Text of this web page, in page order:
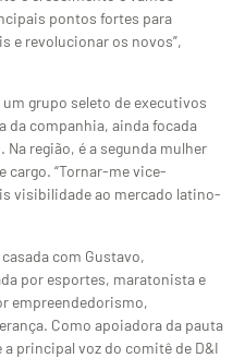
pontos fortes para
e revolucionar os novos”,
grupo seleto de executivos
da companhia, ainda focada
região, é a segunda mulher
cargo. “Tornar-me vice-
visibilidade ao mercado latino-
casada com Gustavo,
por esportes, maratonista e
empreendedorismo,
Como apoiadora da pauta
a principal voz do comitê de D&I